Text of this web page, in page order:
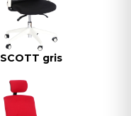
SCOTT gris